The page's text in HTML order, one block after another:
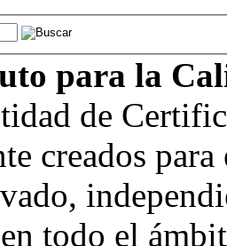
para la
de
creados
todo el